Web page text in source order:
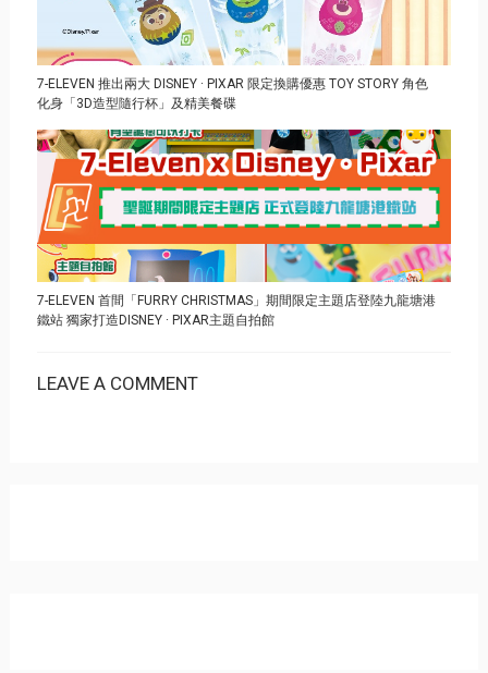
7-ELEVEN 推出兩大 DISNEY ∙ PIXAR 限定換購優惠 TOY STORY 角色
化身「3D造型隨行杯」及精美餐碟
7-ELEVEN 首間「FURRY CHRISTMAS」期間限定主題店登陸九龍塘港
鐵站 獨家打造DISNEY ∙ PIXAR主題自拍館
LEAVE A COMMENT